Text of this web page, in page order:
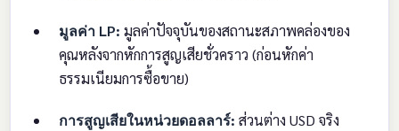
มูลค่า LP: มูลค่าปัจจุบันของสถานะสภาพคล่องของ
คุณหลังจากหักการสูญเสียชั่วคราว (ก่อนหักค่า
ธรรมเนียมการซื้อขาย)
การสูญเสียในหน่วยดอลลาร์: ส่วนต่าง USD จริง